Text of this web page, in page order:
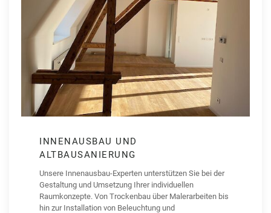
INNENAUSBAU UND
ALTBAUSANIERUNG
Unsere Innenausbau-Experten unterstützen Sie bei der
Gestaltung und Umsetzung Ihrer individuellen
Raumkonzepte. Von Trockenbau über Malerarbeiten bis
hin zur Installation von Beleuchtung und